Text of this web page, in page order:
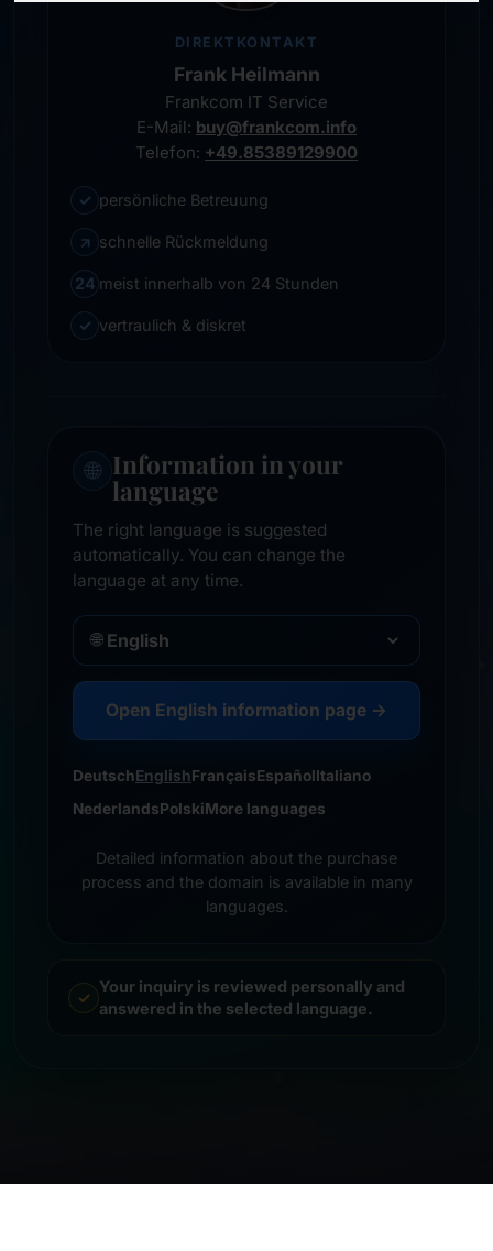
DIREKTKONTAKT
Frank Heilmann
Frankcom IT Service
E-Mail: buy@frankcom.info
Telefon: +49.85389129900
✓ persönliche Betreuung
↗ schnelle Rückmeldung
24 meist innerhalb von 24 Stunden
✓ vertraulich & diskret
🌐 Information in your
language
The right language is suggested
automatically. You can change the
language at any time.
🌐
Open English information page →
DeutschEnglishFrançaisEspañolItaliano
NederlandsPolskiMore languages
Detailed information about the purchase
process and the domain is available in many
languages.
Your inquiry is reviewed personally and
answered in the selected language.